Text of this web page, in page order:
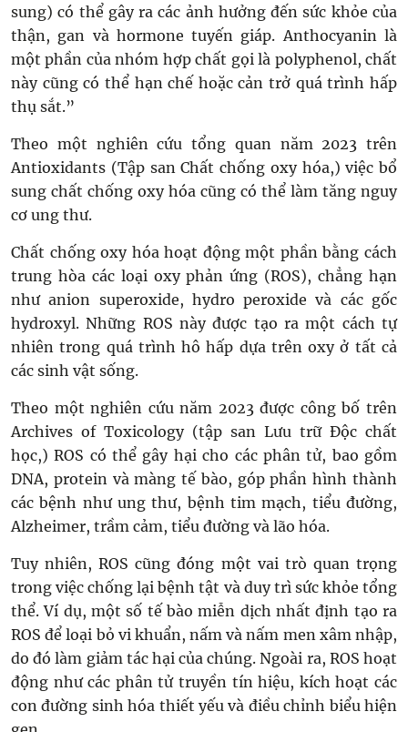
sung) có thể gây ra các ảnh hưởng đến sức khỏe của
thận, gan và hormone tuyến giáp. Anthocyanin là
một phần của nhóm hợp chất gọi là polyphenol, chất
này cũng có thể hạn chế hoặc cản trở quá trình hấp
thụ sắt.”
Theo một nghiên cứu tổng quan năm 2023 trên
Antioxidants (Tập san Chất chống oxy hóa,) việc bổ
sung chất chống oxy hóa cũng có thể làm tăng nguy
cơ ung thư.
Chất chống oxy hóa hoạt động một phần bằng cách
trung hòa các loại oxy phản ứng (ROS), chẳng hạn
như anion superoxide, hydro peroxide và các gốc
hydroxyl. Những ROS này được tạo ra một cách tự
nhiên trong quá trình hô hấp dựa trên oxy ở tất cả
các sinh vật sống.
Theo một nghiên cứu năm 2023 được công bố trên
Archives of Toxicology (tập san Lưu trữ Độc chất
học,) ROS có thể gây hại cho các phân tử, bao gồm
DNA, protein và màng tế bào, góp phần hình thành
các bệnh như ung thư, bệnh tim mạch, tiểu đường,
Alzheimer, trầm cảm, tiểu đường và lão hóa.
Tuy nhiên, ROS cũng đóng một vai trò quan trọng
trong việc chống lại bệnh tật và duy trì sức khỏe tổng
thể. Ví dụ, một số tế bào miễn dịch nhất định tạo ra
ROS để loại bỏ vi khuẩn, nấm và nấm men xâm nhập,
do đó làm giảm tác hại của chúng. Ngoài ra, ROS hoạt
động như các phân tử truyền tín hiệu, kích hoạt các
con đường sinh hóa thiết yếu và điều chỉnh biểu hiện